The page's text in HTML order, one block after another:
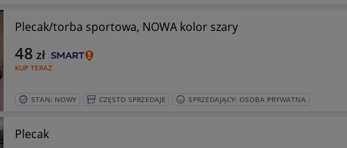
Plecak/torba sportowa, NOWA kolor szary
KUP TERAZ
48 zł
STAN: NOWY CZĘSTO SPRZEDAJE SPRZEDAJĄCY: OSOBA PRYWATNA
Plecak